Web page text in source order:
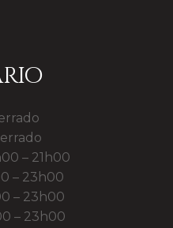
– 21h00
– 23h00
– 23h00
– 23h00